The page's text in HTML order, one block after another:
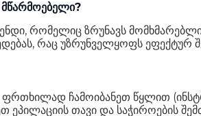
რომელიც ზრუნავს
რაც უზრუნველყოფს
ფრთხილად ჩამოიბანეთ წყლით
თავი და საჭიროების